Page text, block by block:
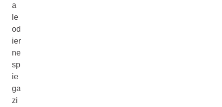
a
le
od
ier
ne
sp
ie
ga
zi